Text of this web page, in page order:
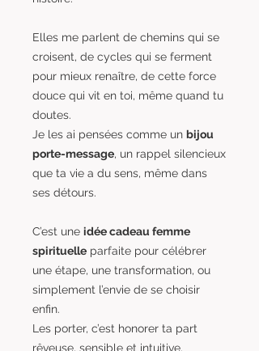
Elles me parlent de chemins qui se
croisent, de cycles qui se ferment
pour mieux renaître, de cette force
douce qui vit en toi, même quand tu
doutes.
Je les ai pensées comme un bijou
porte-message, un rappel silencieux
que ta vie a du sens, même dans
ses détours.
C’est une idée cadeau femme
spirituelle parfaite pour célébrer
une étape, une transformation, ou
simplement l’envie de se choisir
enfin.
Les porter, c’est honorer ta part
rêveuse, sensible et intuitive.